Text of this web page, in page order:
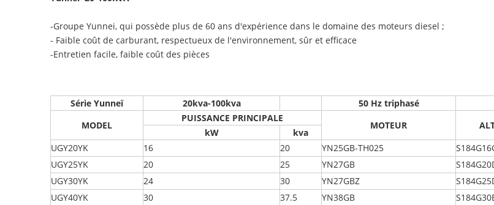
-Groupe Yunnei, qui possède plus de 60 ans d'expérience dans le domaine des moteurs diesel ;
- Faible coût de carburant, respectueux de l'environnement, sûr et efficace
-Entretien facile, faible coût des pièces
Série Yunneï 20kva-100kva
50 Hz triphasé
MODEL
PUISSANCE PRINCIPALE
MOTEUR
kW kva
UGY20YK
16 20 YN25GB-TH025
UGY25YK
20 25 YN27GB
UGY30YK
24 30 YN27GBZ
UGY40YK
30 37.5 YN38GB